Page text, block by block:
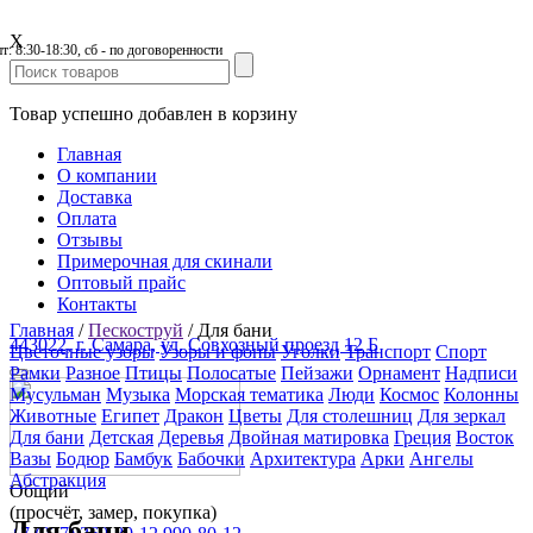
X
Товар успешно добавлен в корзину
Главная
О компании
Доставка
Оплата
Отзывы
Примерочная для скинали
Оптовый прайс
Контакты
443022, г. Самара, ул. Совхозный проезд 12 Б
Общий
(просчёт, замер, покупка)
8:30-18:30, сб - по договоренности
Главная /Пескоструй / Для бани
Цветочные узоры Узоры и фоны Уголки Транспорт Спорт
Рамки Разное Птицы Полосатые Пейзажи Орнамент Надписи
Мусульман Музыка Морская тематика Люди Космос Колонны
Животные Египет Дракон Цветы Для столешниц Для зеркал
Для бани Детская Деревья Двойная матировка Греция Восток
Вазы Бодюр Бамбук Бабочки Архитектура Арки Ангелы
Абстракция